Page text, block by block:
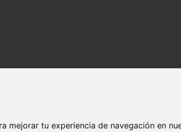
mejorar tu experiencia de navegación en